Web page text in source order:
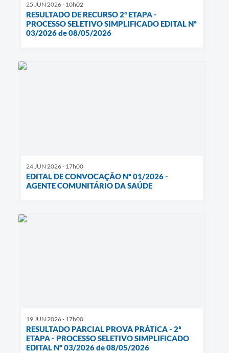
25 JUN 2026 - 10h02
RESULTADO DE RECURSO 2ª ETAPA -
PROCESSO SELETIVO SIMPLIFICADO EDITAL Nº
03/2026 de 08/05/2026
24 JUN 2026 - 17h00
EDITAL DE CONVOCAÇÃO Nº 01/2026 -
AGENTE COMUNITÁRIO DA SAÚDE
19 JUN 2026 - 17h00
RESULTADO PARCIAL PROVA PRÁTICA - 2ª
ETAPA - PROCESSO SELETIVO SIMPLIFICADO
EDITAL Nº 03/2026 de 08/05/2026